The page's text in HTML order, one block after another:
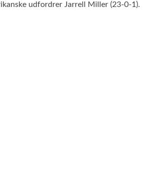
udfordrer Jarrell Miller (23-0-1).